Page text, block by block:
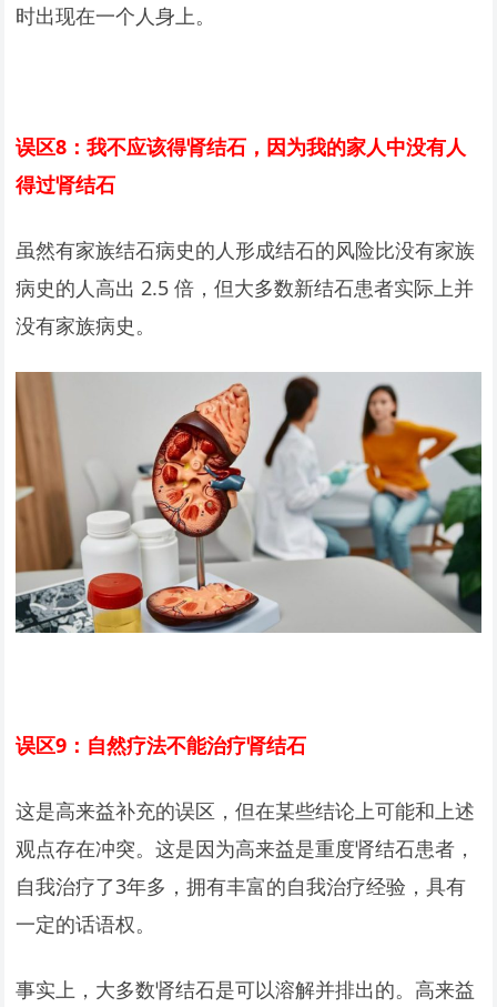
时出现在一个人身上。
误区8：我不应该得肾结石，因为我的家人中没有人
得过肾结石
虽然有家族结石病史的人形成结石的风险比没有家族
病史的人高出 2.5 倍，但大多数新结石患者实际上并
没有家族病史。
误区9：自然疗法不能治疗肾结石
这是高来益补充的误区，但在某些结论上可能和上述
观点存在冲突。这是因为高来益是重度肾结石患者，
自我治疗了3年多，拥有丰富的自我治疗经验，具有
一定的话语权。
事实上，大多数肾结石是可以溶解并排出的。高来益